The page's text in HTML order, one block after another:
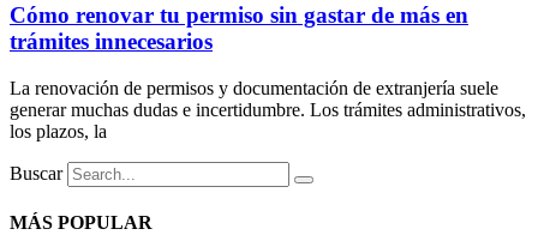
Cómo renovar tu permiso sin gastar de más en
trámites innecesarios
La renovación de permisos y documentación de extranjería suele
generar muchas dudas e incertidumbre. Los trámites administrativos,
los plazos, la
Buscar
MÁS POPULAR